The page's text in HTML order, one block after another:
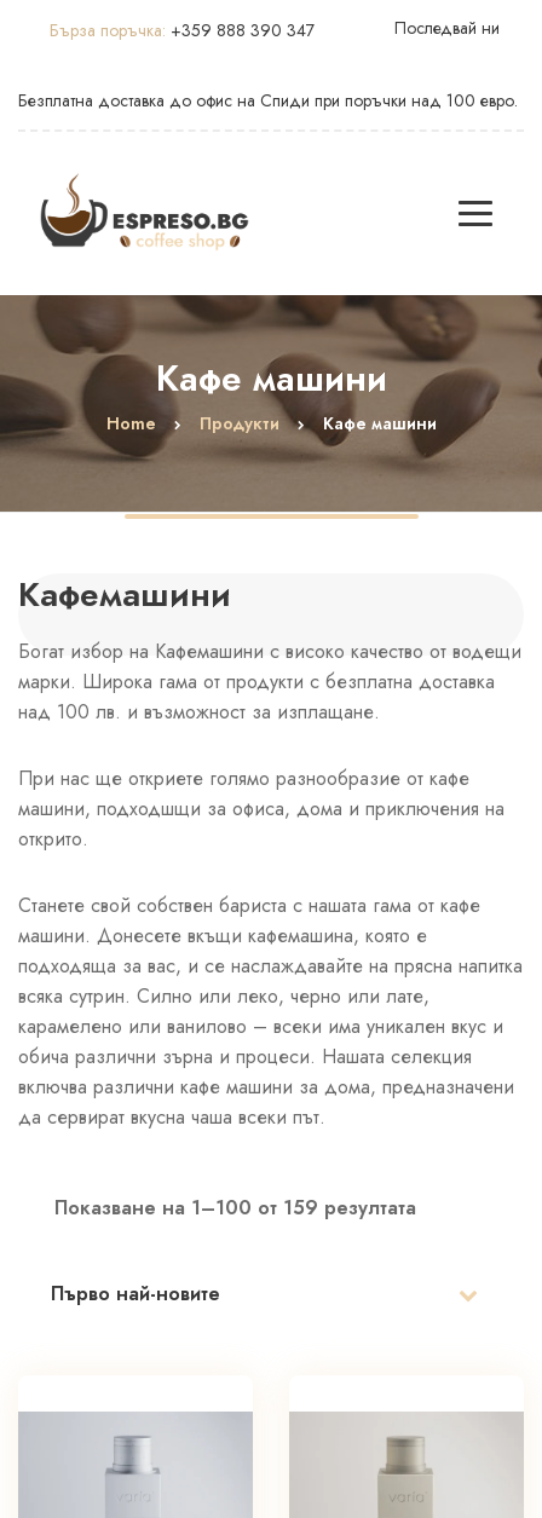
Бърза поръчка: +359 888 390 347 Последвай ни
Безплатна доставка до офис на Спиди при поръчки над 100 евро.
Кафе машини
Home Продукти Кафе машини
Кафемашини
Богат избор на Кафемашини с високо качество от водещи
марки. Широка гама от продукти с безплатна доставка
над 100 лв. и възможност за изплащане.
При нас ще откриете голямо разнообразие от кафе
машини, подходшщи за офиса, дома и приключения на
открито.
Станете свой собствен бариста с нашата гама от кафе
машини. Донесете вкъщи кафемашина, която е
подходяща за вас, и се наслаждавайте на прясна напитка
всяка сутрин. Силно или леко, черно или лате,
карамелено или ванилово – всеки има уникален вкус и
обича различни зърна и процеси. Нашата селекция
включва различни кафе машини за дома, предназначени
да сервират вкусна чаша всеки път.
Показване на 1–100 от 159 резултата